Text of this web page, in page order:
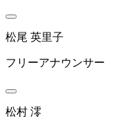
松尾 英里子
フリーアナウンサー
松村 澪